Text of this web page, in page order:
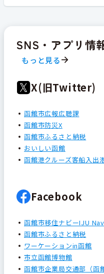
SNS・アプリ情
もっと見る
X(旧Twitter)
函館市広報広聴課
函館市防災X
函館市ふるさと納税
おいしい函館
函館港クルーズ客船入出
Facebook
函館市移住ナビーIJU
函館市ふるさと納税
ワーケーションin函館
市立函館博物館
函館市企業局交通部（函